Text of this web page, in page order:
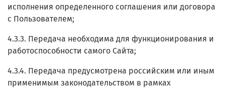
исполнения определенного соглашения или договора
с Пользователем;
4.3.3. Передача необходима для функционирования и
работоспособности самого Сайта;
4.3.4. Передача предусмотрена российским или иным
применимым законодательством в рамках